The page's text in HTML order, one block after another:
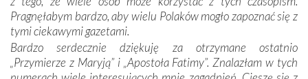
konieczności ciągłego zabiegania o własną duszę i o łaskę
Opatrzności. Wierność przynosi pomyślność –
przynajmniej w życiu duchowym. Odstępstwo owocuje
nieszczęściem i śmiercią. Te uniwersalne prawdy
przychodziły na myśl, gdy słuchaliśmy opowieści
Pragnęłabym bardzo, aby wielu Polaków mogło zapoznać się z
tymi ciekawymi gazetami.
Bardzo serdecznie dziękuję za otrzymane ostatnio
„Przymierze z Maryją” i „Apostoła Fatimy”. Znalazłam w tych